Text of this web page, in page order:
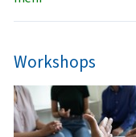
Workshops